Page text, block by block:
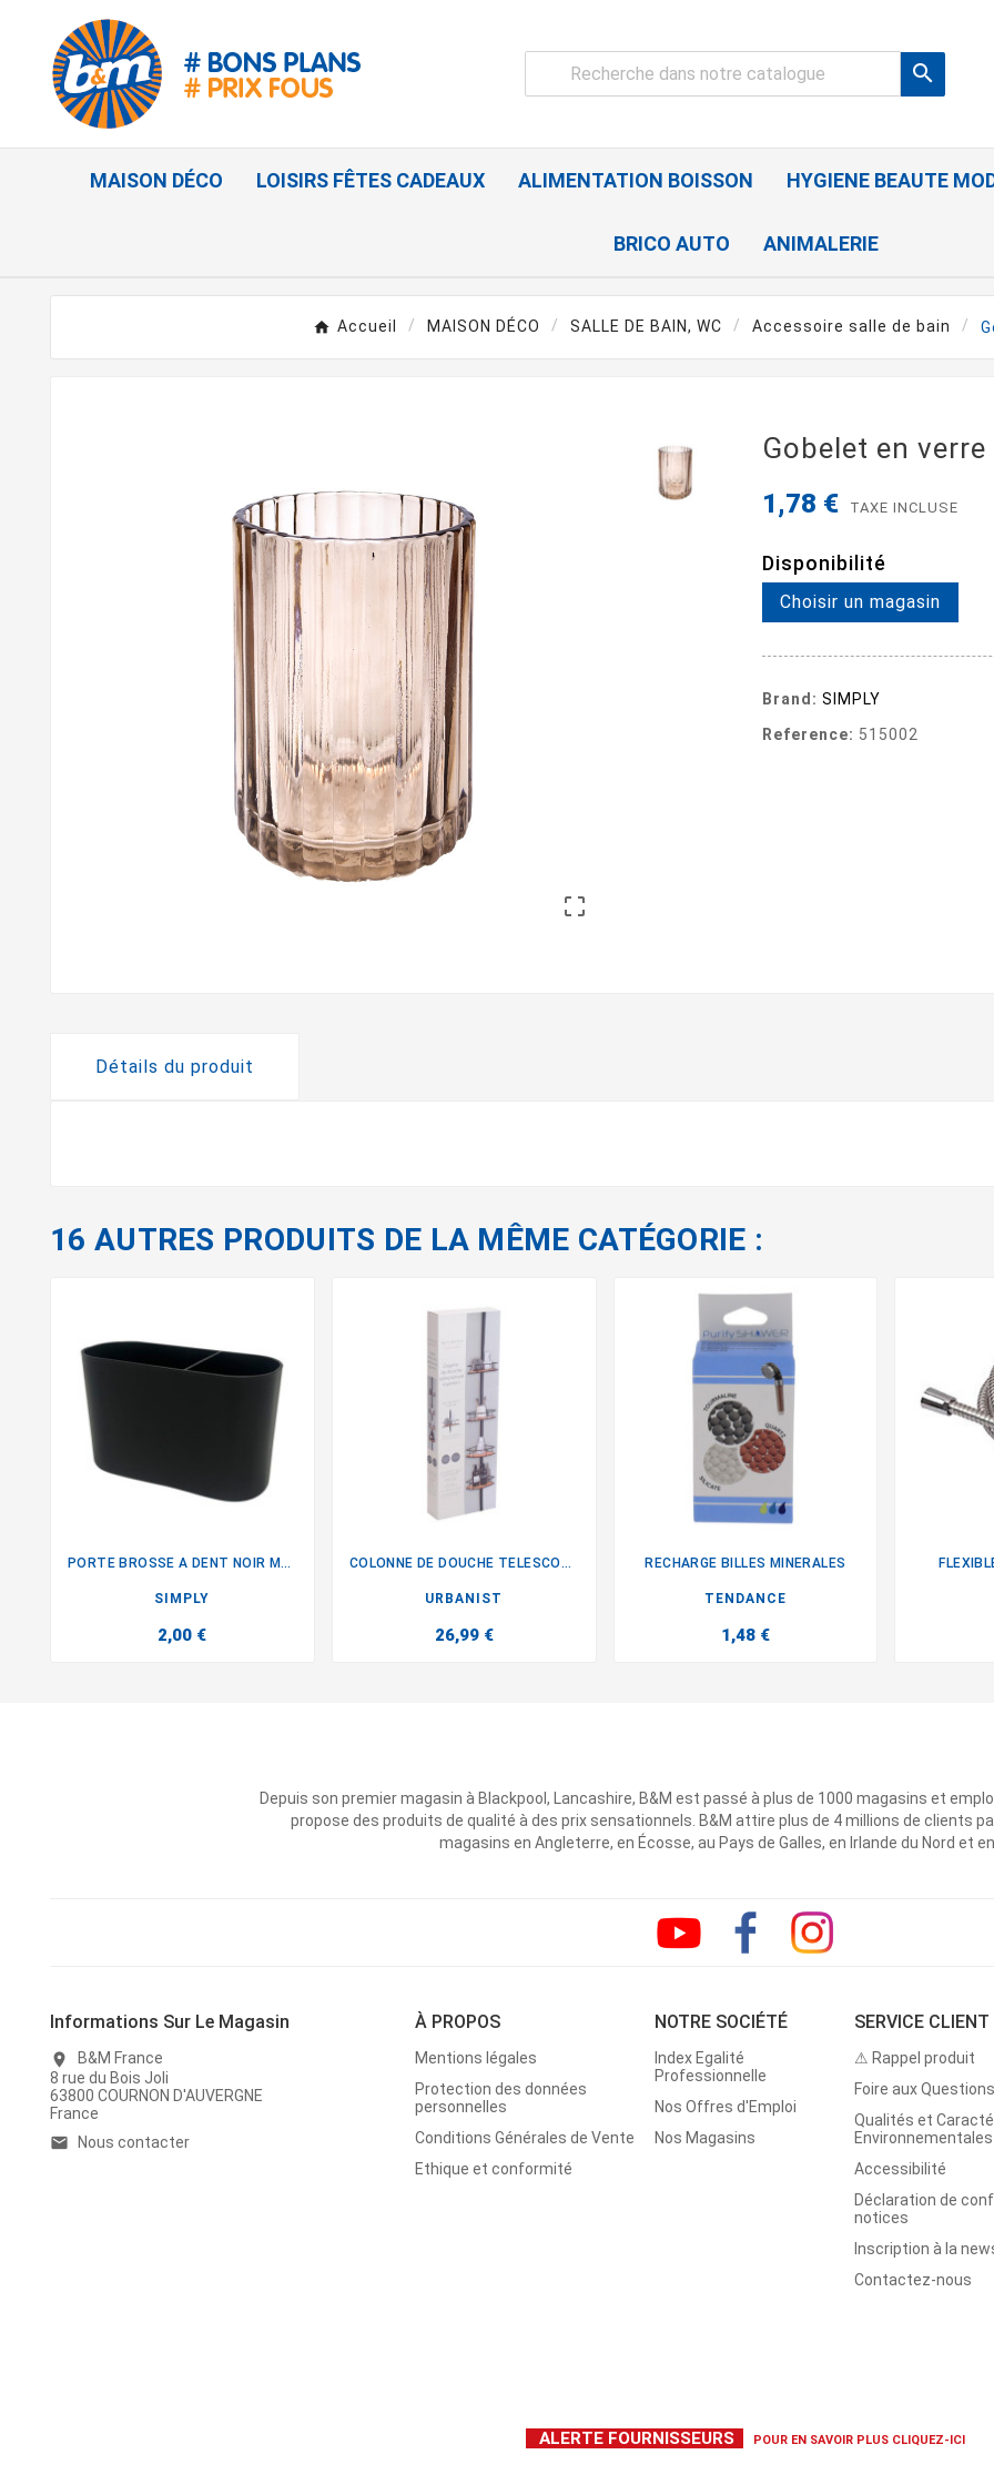

MAISON DÉCO LOISIRS FÊTES CADEAUX ALIMENTATION BOISSON HYGIENE BEAUTE
BRICO AUTO ANIMALERIE
Accueil MAISON DÉCO SALLE DE BAIN, WC Accessoire salle de bain

Gobelet en
1,78 € TAXE INCLUSE
Disponibilité
Choisir un magasin
Brand: SIMPLY
Reference: 515002
Détails du produit
16 AUTRES PRODUITS DE LA MÊME CATÉGORIE :
PORTE BROSSE A DENT NOIR MAT
SIMPLY
2,00 €
COLONNE DE DOUCHE TELESCOPIQUE
URBANIST
26,99 €
RECHARGE BILLES MINERALES
TENDANCE
1,48 €
Depuis son premier magasin à Blackpool, Lancashire, B&M est passé à plus de 1000 magasins et
propose des produits de qualité à des prix sensationnels. B&M attire plus de 4 millions de clients
magasins en Angleterre, en Écosse, au Pays de Galles, en Irlande du Nord et
Informations Sur Le Magasin
location_on
B&M France
8 rue du Bois Joli
63800 COURNON D'AUVERGNE
France
email Nous contacter
À PROPOS
Mentions légales
Protection des données
personnelles
Conditions Générales de Vente
Ethique et conformité
NOTRE SOCIÉTÉ
Index Egalité
Professionnelle
Nos Offres d'Emploi
Nos Magasins
SERVICE CLIENT
⚠ Rappel produit
Foire aux
Qualités et
Environnementales
Accessibilité
Déclaration de
notices
Inscription à la
Contactez-nous
ALERTE FOURNISSEURS POUR EN SAVOIR PLUS CLIQUEZ-ICI